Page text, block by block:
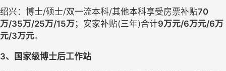
绍兴：博士/硕士/双一流本科/其他本科享受房票补贴70
万/35万/25万/15万；安家补贴(三年)合计9万元/6万元/6万
元/3万元。
3、国家级博士后工作站